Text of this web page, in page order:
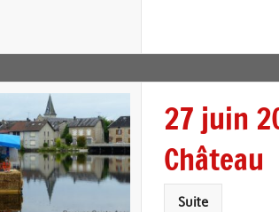
27 juin
Château
Suite